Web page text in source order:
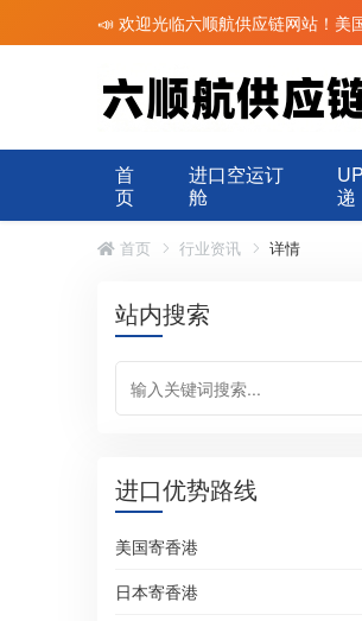
📣 欢迎光临六顺航供应链网站！美
首
页
进口空运订
舱
递
首页 行业资讯 详情
站内搜索
进口优势路线
美国寄香港
日本寄香港